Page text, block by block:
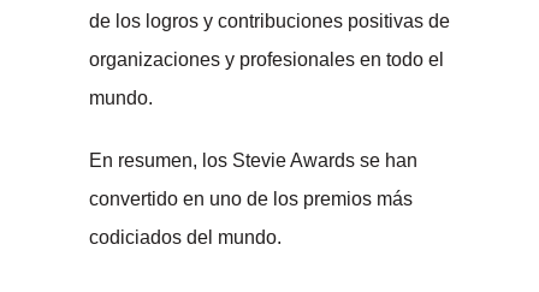
de los logros y contribuciones positivas de
organizaciones y profesionales en todo el
mundo.
En resumen, los Stevie Awards se han
convertido en uno de los premios más
codiciados del mundo.